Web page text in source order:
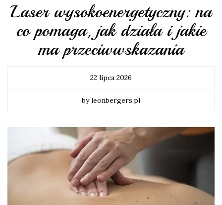
Laser wysokoenergetyczny: na
co pomaga, jak działa i jakie
ma przeciwwskazania
22 lipca 2026
by leonbergers.pl